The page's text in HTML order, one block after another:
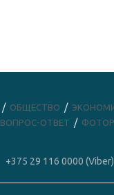
ОБЩЕСТВО
ВОПРОС-ОТВЕТ
+375 29 116 0000 (Viber)